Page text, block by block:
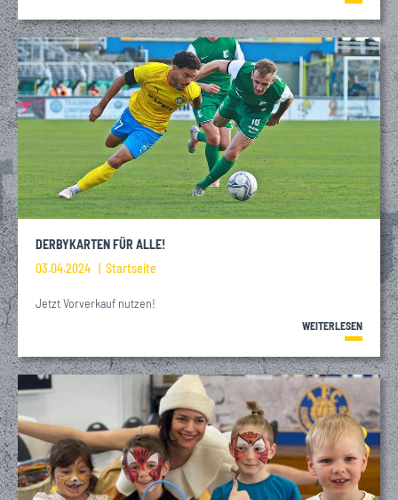
DERBYKARTEN FÜR ALLE!
03.04.2024
Startseite
Jetzt Vorverkauf nutzen!
WEITERLESEN